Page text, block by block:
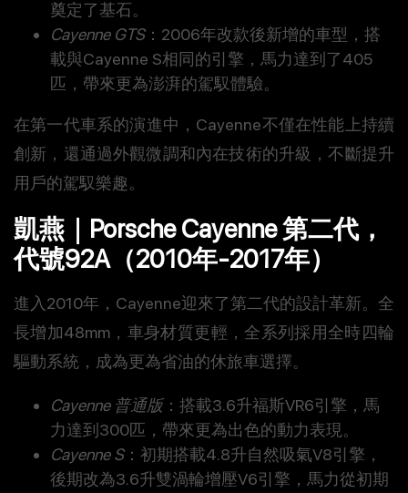
奠定了基石。
Cayenne GTS：2006年改款後新增的車型，搭
載與Cayenne S相同的引擎，馬力達到了405
匹，帶來更為澎湃的駕馭體驗。
在第一代車系的演進中，Cayenne不僅在性能上持續
創新，還通過外觀微調和內在技術的升級，不斷提升
用戶的駕馭樂趣。
凱燕｜Porsche Cayenne 第二代，
代號92A（2010年-2017年）
進入2010年，Cayenne迎來了第二代的設計革新。全
長增加48mm，車身材質更輕，全系列採用全時四輪
驅動系統，成為更為省油的休旅車選擇。
Cayenne 普通版：搭載3.6升福斯VR6引擎，馬
力達到300匹，帶來更為出色的動力表現。
Cayenne S：初期搭載4.8升自然吸氣V8引擎，
後期改為3.6升雙渦輪增壓V6引擎，馬力從初期